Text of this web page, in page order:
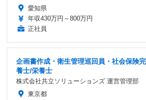
愛知県
年収430万円～800万円
正社員
企画書作成・衛生管理巡回員・社会保険
養士/栄養士
株式会社共立ソリューションズ 運営管理部
東京都